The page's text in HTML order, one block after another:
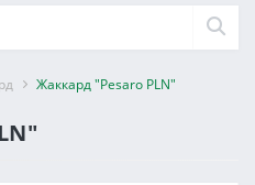
Жаккард "Pesaro PLN"